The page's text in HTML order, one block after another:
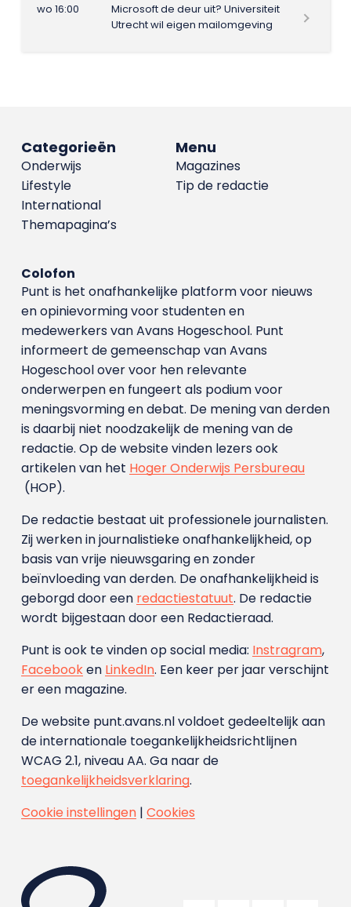
wo 16:00
Microsoft de deur uit? Universiteit
Utrecht wil eigen mailomgeving
Menu
Magazines
Tip de redactie
Categorieën
Onderwijs
Lifestyle
International
Themapagina’s
Colofon
Punt is het onafhankelijke platform voor nieuws
en opinievorming voor studenten en
medewerkers van Avans Hoge­school. Punt
informeert de gemeenschap van Avans
Hogeschool over voor hen relevante
onderwerpen en fungeert als podium voor
meningsvorming en debat. De mening van derden
is daarbij niet noodzakelijk de mening van de
redactie. Op de website vinden lezers ook
artikelen van het Hoger Onderwijs Persbureau
(HOP).
De redactie bestaat uit professionele journalisten.
Zij werken in journalistieke onafhankelijkheid, op
basis van vrije nieuwsgaring en zonder
beïnvloeding van derden. De onafhankelijkheid is
geborgd door een redactiestatuut. De redactie
wordt bijgestaan door een Redactieraad.
Punt is ook te vinden op social media: Instragram,
Facebooken LinkedIn. Een keer per jaar verschijnt
er een magazine.
De website punt.avans.nl voldoet gedeeltelijk aan
de internationale toegankelijkheidsrichtlijnen
WCAG 2.1, niveau AA. Ga naar de
toegankelijkheidsverklaring.
Cookie instellingen| Cookies